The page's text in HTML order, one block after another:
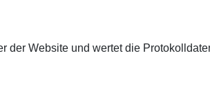
der Website und wertet die